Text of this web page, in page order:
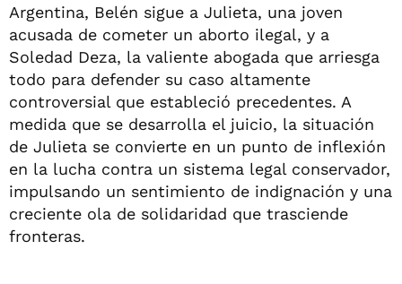
Argentina, Belén sigue a Julieta, una joven
acusada de cometer un aborto ilegal, y a
Soledad Deza, la valiente abogada que arriesga
todo para defender su caso altamente
controversial que estableció precedentes. A
medida que se desarrolla el juicio, la situación
de Julieta se convierte en un punto de inflexión
en la lucha contra un sistema legal conservador,
impulsando un sentimiento de indignación y una
creciente ola de solidaridad que trasciende
fronteras.